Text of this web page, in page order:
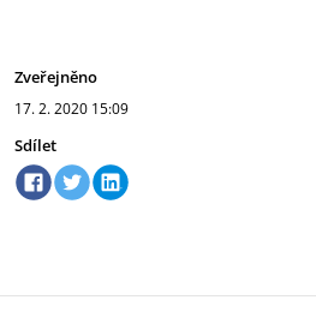
Zveřejněno
17. 2. 2020 15:09
Sdílet